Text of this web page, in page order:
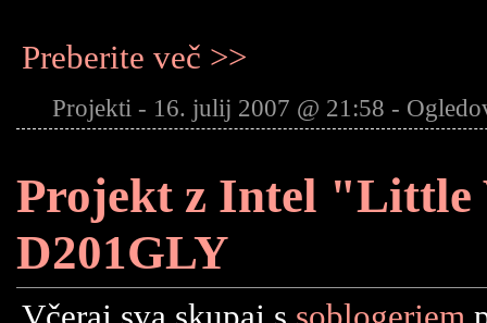
Preberite več >>
Projekti - 16. julij 2007 @ 21:58 -
Projekt z Intel "Little
D201GLY